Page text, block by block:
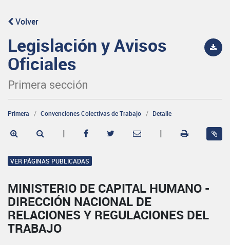
Volver
Legislación y Avisos
Oficiales
Primera sección
Primera Convenciones Colectivas de Trabajo Detalle
| |
VER PÁGINAS PUBLICADAS
MINISTERIO DE CAPITAL HUMANO -
DIRECCIÓN NACIONAL DE
RELACIONES Y REGULACIONES DEL
TRABAJO